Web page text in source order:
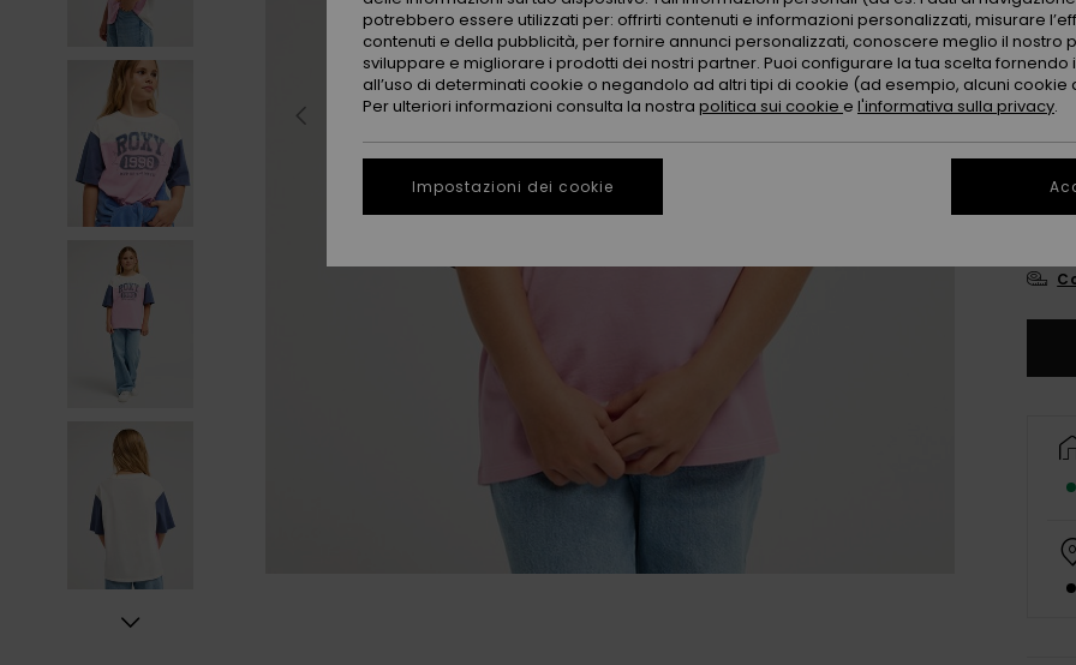
4
16
potrebbero essere utilizzati per: offrirti contenuti e informazioni personalizzati, misurare
contenuti e della pubblicità, per fornire annunci personalizzati, conoscere meglio il nostro
sviluppare e migliorare i prodotti dei nostri partner. Puoi configurare la tua scelta fornendo
all’uso di determinati cookie o negandolo ad altri tipi di cookie (ad esempio, alcuni cookie
Per ulteriori informazioni consulta la nostra politica sui cookie e l'informativa sulla privacy.
Impostazioni dei cookie